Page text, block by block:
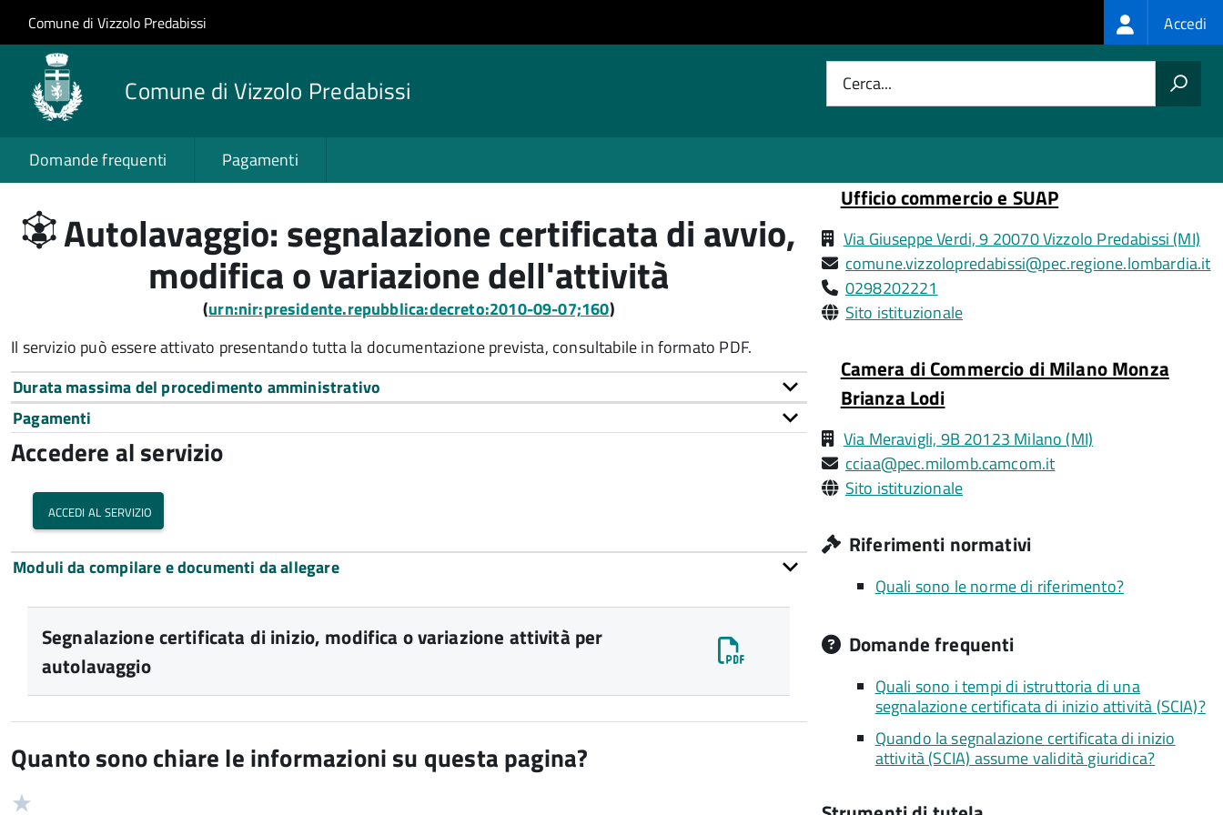
Salta al contenuto principale
Skip to site navigation
Comune di Vizzolo Predabissi Login
menu
Accedi
Comune di Vizzolo Predabissi Cerca...
Domande frequenti Pagamenti
Autolavaggio: segnalazione certificata di avvio,
modifica o variazione dell'attività
(urn:nir:presidente.repubblica:decreto:2010-09-07;160)
Il servizio può essere attivato presentando tutta la documentazione prevista, consultabile in formato PDF.
Durata massima del procedimento amministrativo
Pagamenti
Accedere al servizio
accedi al servizio
Moduli da compilare e documenti da allegare
Segnalazione certificata di inizio, modifica o variazione attività per
autolavaggio
Quanto sono chiare le informazioni su questa pagina?
Valutazione
Ufficio commercio e SUAP
Via Giuseppe Verdi, 9 20070 Vizzolo Predabissi (MI)
comune.vizzolopredabissi@pec.regione.lombardia.it
0298202221
Sito istituzionale
Camera di Commercio di Milano Monza
Brianza Lodi
Via Meravigli, 9B 20123 Milano (MI)
cciaa@pec.milomb.camcom.it
Sito istituzionale
Riferimenti normativi
Quali sono le norme di riferimento?
Domande frequenti
Quali sono i tempi di istruttoria di una
segnalazione certificata di inizio attività (SCIA)?
Quando la segnalazione certificata di inizio
attività (SCIA) assume validità giuridica?